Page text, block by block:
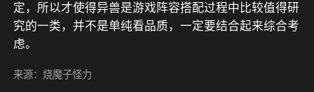
定，所以才使得异兽是游戏阵容搭配过程中比较值得研
究的一类，并不是单纯看品质，一定要结合起来综合考
虑。
来源：烧魔子怪力